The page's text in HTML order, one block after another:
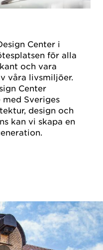
Center i
för alla
och vara
våra livsmiljöer.
Center
Sveriges
design och
kan vi skapa en